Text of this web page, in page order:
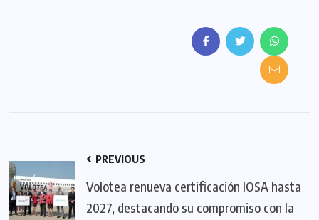
PREVIOUS
Volotea renueva certificación IOSA hasta
2027, destacando su compromiso con la